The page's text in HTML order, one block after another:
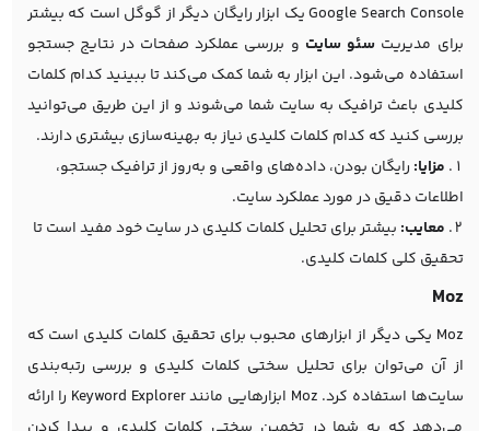
Google Search Console یک ابزار رایگان دیگر از گوگل است که بیشتر
برای مدیریت سئو سایت و بررسی عملکرد صفحات در نتایج جستجو
استفاده می‌شود. این ابزار به شما کمک می‌کند تا ببینید کدام کلمات
کلیدی باعث ترافیک به سایت شما می‌شوند و از این طریق می‌توانید
بررسی کنید که کدام کلمات کلیدی نیاز به بهینه‌سازی بیشتری دارند.
مزایا: رایگان بودن، داده‌های واقعی و به‌روز از ترافیک جستجو،
اطلاعات دقیق در مورد عملکرد سایت.
معایب: بیشتر برای تحلیل کلمات کلیدی در سایت خود مفید است تا
تحقیق کلی کلمات کلیدی.
Moz
Moz یکی دیگر از ابزارهای محبوب برای تحقیق کلمات کلیدی است که
از آن می‌توان برای تحلیل سختی کلمات کلیدی و بررسی رتبه‌بندی
سایت‌ها استفاده کرد. Moz ابزارهایی مانند Keyword Explorer را ارائه